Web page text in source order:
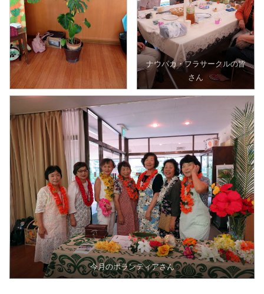
ナウパカ・フラサークルの皆
さん
今月のボランティアさん